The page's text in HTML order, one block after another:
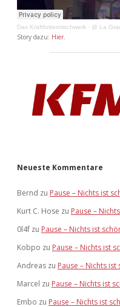
Das Kraftfuttermischwerk · @ La
Story dazu: Hier.
Neueste Kommentare
Bernd zu Pause – Nichts ist
Kurt C. Hose zu Pause –
0l4f zu Pause – Nichts ist
Kobpo zu Pause – Nichts ist
Andreas zu Pause – Nichts
Marcel zu Pause – Nichts ist
Embo zu Pause – Nichts ist